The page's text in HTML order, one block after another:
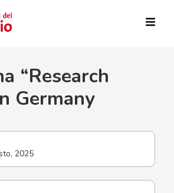
2025
“Research
Germany